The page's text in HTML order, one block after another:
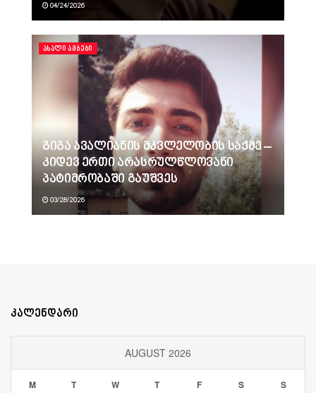
04/24/2026
ᲐᲮᲐᲚᲘ ᲐᲛᲑᲔᲑᲘ
გიგა ავალიანის მკვლელობის საქმე –
კიდევ ერთი არასრულწლოვანი
პატიმრობაში გაუშვეს
03/28/2026
კალენდარი
AUGUST 2026
M T W T F S S